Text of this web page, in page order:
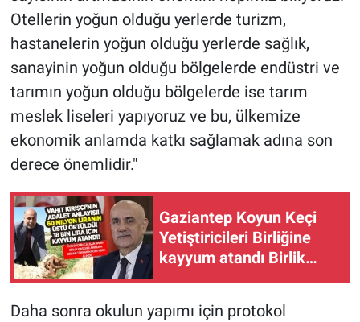
Otellerin yoğun olduğu yerlerde turizm,
hastanelerin yoğun olduğu yerlerde sağlık,
sanayinin yoğun olduğu bölgelerde endüstri ve
tarımın yoğun olduğu bölgelerde ise tarım
meslek liseleri yapıyoruz ve bu, ülkemize
ekonomik anlamda katkı sağlamak adına son
derece önemlidir."
Gaziantep Koyun Keçi
Yetiştiricileri Birliğine
kayyum atandı Birlik
Başkanı görevden alındı!
Daha sonra okulun yapımı için protokol